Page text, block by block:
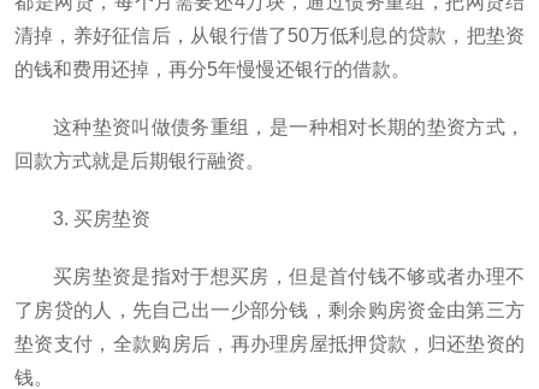
清掉，养好征信后，从银行借了50万低利息的贷款，把垫资
的钱和费用还掉，再分5年慢慢还银行的借款。
这种垫资叫做债务重组，是一种相对长期的垫资方式，
回款方式就是后期银行融资。
3. 买房垫资
买房垫资是指对于想买房，但是首付钱不够或者办理不
了房贷的人，先自己出一少部分钱，剩余购房资金由第三方
垫资支付，全款购房后，再办理房屋抵押贷款，归还垫资的
钱。